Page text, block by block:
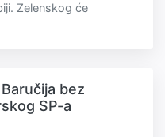
Zelenskog će
bez
SP-a